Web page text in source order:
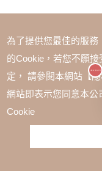
為了提供您最佳的服
的Cookie，若您不願接
定， 請參閱本網站【
網站即表示您同意本公
Cookie